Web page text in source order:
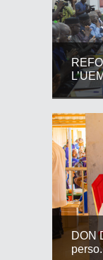
DON